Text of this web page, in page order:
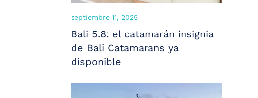
septiembre 11, 2025
Bali 5.8: el catamarán insignia
de Bali Catamarans ya
disponible